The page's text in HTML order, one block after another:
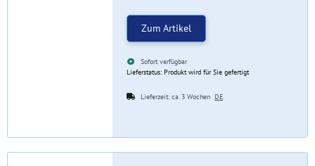
Zum Artikel
Sofort verfügbar
Lieferstatus: Produkt wird für Sie gefertigt
Lieferzeit:ca. 3 WochenDE